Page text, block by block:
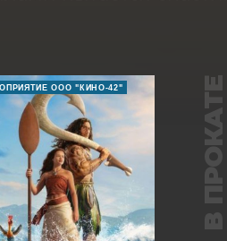
ООО "КИНО-42" В ПРОКАТЕ